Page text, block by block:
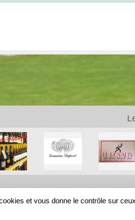
et vous donne le contrôle sur